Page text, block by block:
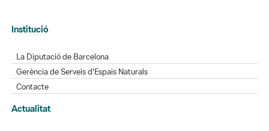
Institució
La Diputació de Barcelona
Gerència de Serveis d'Espais Naturals
Contacte
Actualitat